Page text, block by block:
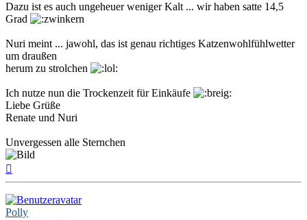
Dazu ist es auch ungeheuer weniger Kalt ... wir haben satte 14,5
Grad
Nuri meint ... jawohl, das ist genau richtiges Katzenwohlfühlwetter
um draußen
herum zu strolchen
Ich nutze nun die Trockenzeit für Einkäufe
Liebe Grüße
Renate und Nuri
Unvergessen alle Sternchen
Polly